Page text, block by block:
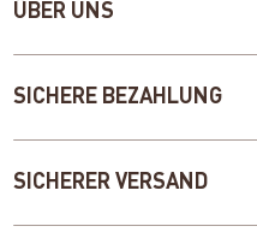
ÜBER UNS
SICHERE BEZAHLUNG
SICHERER VERSAND